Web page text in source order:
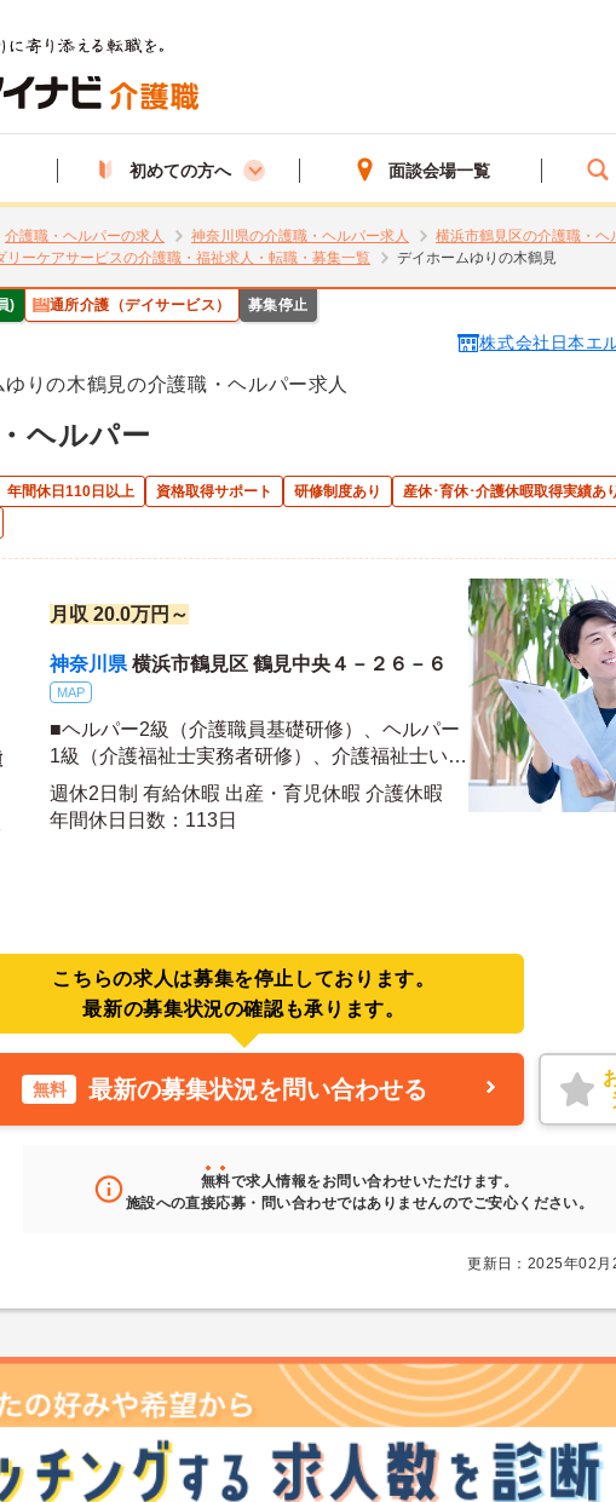
初めての方へ 面談会場一覧
介護職・ヘルパーの求人 神奈川県の介護職・ヘルパー求人
横浜市鶴見区の介護職・ヘ
リーケアサービスの介護職・福祉求人・転職・募集一覧
デイホームゆりの木鶴見
) 通所介護（デイサービス） 募集停止
株式会社日本エ
ゆりの木鶴見の介護職・ヘルパー求人
ヘルパー
年間休日110日以上 資格取得サポート 研修制度あり 産休･育休･介護休暇取得実績あ
月収 20.0万円～
神奈川県 横浜市鶴見区 鶴見中央４－２６－６
MAP
■ヘルパー2級（介護職員基礎研修）、ヘルパー
1級（介護福祉士実務者研修）、介護福祉士いず
れかお持ちの方 ※未経験可 ※無資格の方相談可
能
週休2日制 有給休暇 出産・育児休暇 介護休暇
年間休日日数：113日
こちらの求人は募集を停止しております。
最新の募集状況の確認も承ります。
無料 最新の募集状況を問い合わせる
無料で求人情報をお問い合わせいただけます。
施設への直接応募・問い合わせではありませんのでご安心ください。
更新日：2025年02